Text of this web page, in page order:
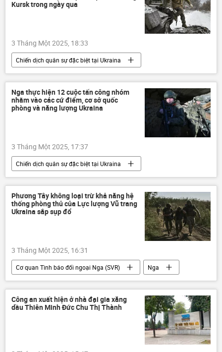
Kursk trong ngày qua
3 Tháng Một 2025, 18:33
Chiến dịch quân sự đặc biệt tại Ukraina
Bộ Quốc phòng Nga
Nga
Cuộc khủng hoảng ở Ukraina
Ukraina
Thế giới
xung đột quân sự
Nga thực hiện 12 cuộc tấn công nhóm
nhằm vào các cứ điểm, cơ sở quốc
phòng và năng lượng Ukraina
3 Tháng Một 2025, 17:37
Chiến dịch quân sự đặc biệt tại Ukraina
Cuộc khủng hoảng ở Ukraina
Ukraina
Thế giới
xung đột quân sự
lực lượng vũ trang Nga
Quân đội Nga
LNR
Phương Tây không loại trừ khả năng hệ
thống phòng thủ của Lực lượng Vũ trang
Ukraina sắp sụp đổ
3 Tháng Một 2025, 16:31
Cơ quan Tình báo đối ngoại Nga (SVR)
Nga
Cuộc khủng hoảng ở Ukraina
Ukraina
Chính trị
xung đột quân sự
phương Tây
Công an xuất hiện ở nhà đại gia xăng
dầu Thiên Minh Đức Chu Thị Thành